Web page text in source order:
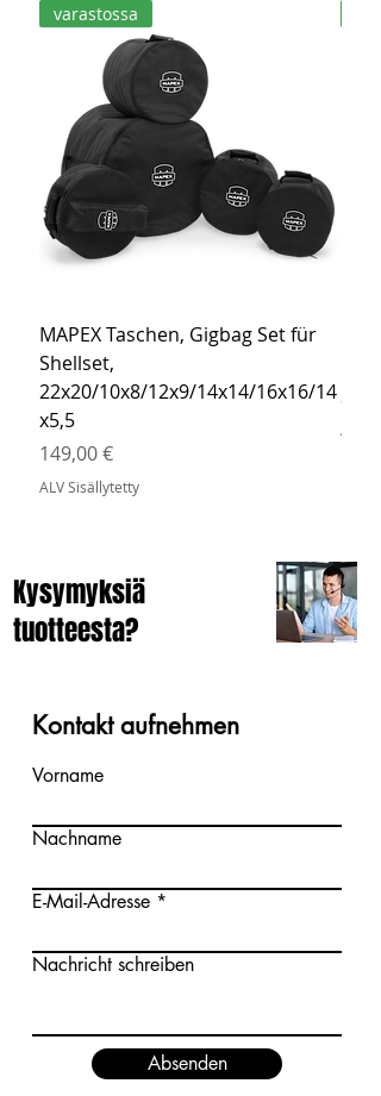
varastossa
MAPEX Taschen, Gigbag Set für
Shellset,
22x20/10x8/12x9/14x14/16x16/14
x5,5
Hinta
149,00 €
ALV Sisällytetty
Hinta
ALV
Kysymyksiä
tuotteesta?
Kontakt aufnehmen
Vorname
Nachname
E-Mail-Adresse
Nachricht schreiben
Absenden